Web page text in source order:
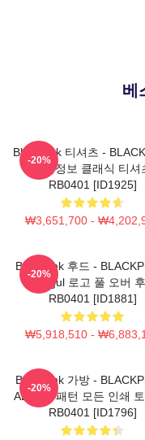
베
Blackpink 티셔츠 -
제품정보 클래식 티셔
RB0401 [ID1925]
₩3,651,700 -
-20%
Blackpink 후드 -
Hangul 로고 풀 오버
RB0401 [ID1881]
₩5,918,510 -
-20%
Blackpink 가방 -
ALBUM 패턴 모든 인쇄
RB0401 [ID1796]
-20%